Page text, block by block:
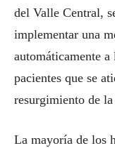
del Valle Central,
implementar una
automáticamente a
pacientes que se
resurgimiento de
La mayoría de los